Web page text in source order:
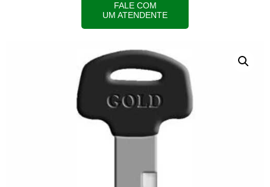
FALE COM
UM ATENDENTE